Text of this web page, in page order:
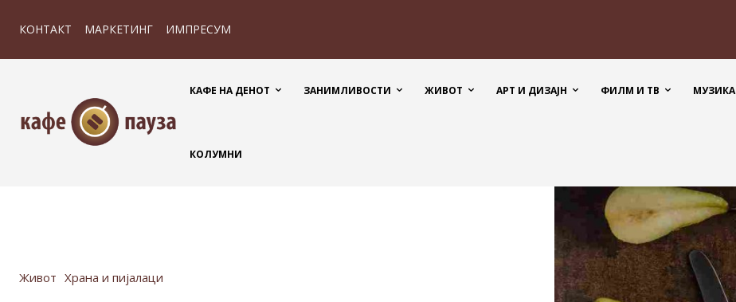
КОНТАКТ МАРКЕТИНГ ИМПРЕСУМ
КАФЕ НА ДЕНОТ ЗАНИМЛИВОСТИ ЖИВОТ АРТ И ДИЗАЈН ФИЛМ И ТВ МУЗИКА
КОЛУМНИ
Живот Храна и пијалаци